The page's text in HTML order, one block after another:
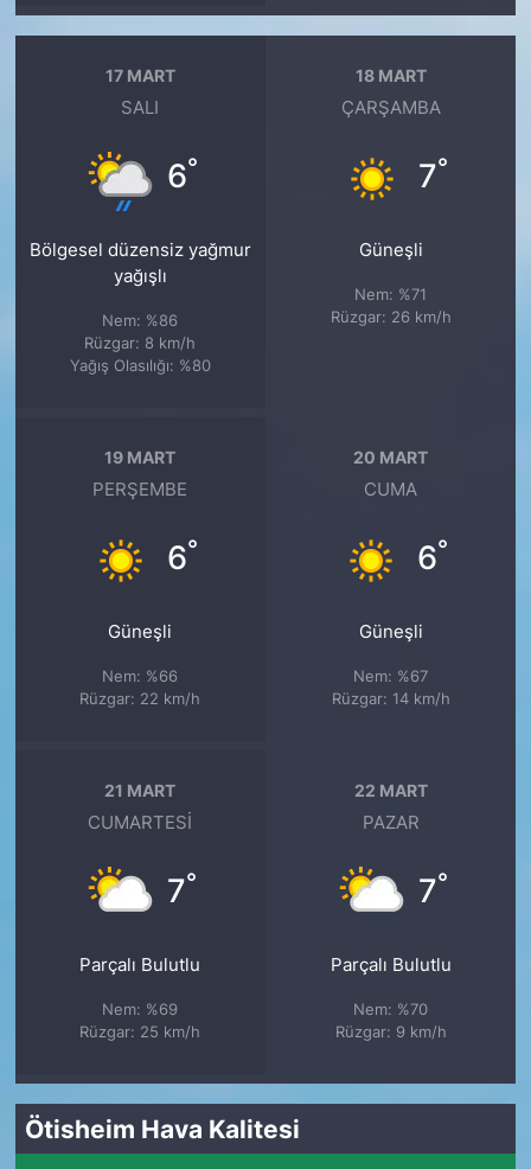
17 MART
SALI
6°
Bölgesel düzensiz yağmur
yağışlı
Nem: %86
Rüzgar: 8 km/h
Yağış Olasılığı: %80
18 MART
ÇARŞAMBA
7°
Güneşli
Nem: %71
Rüzgar: 26 km/h
19 MART
PERŞEMBE
6°
Güneşli
Nem: %66
Rüzgar: 22 km/h
20 MART
CUMA
6°
Güneşli
Nem: %67
Rüzgar: 14 km/h
21 MART
CUMARTESI
7°
Parçalı Bulutlu
Nem: %69
Rüzgar: 25 km/h
22 MART
PAZAR
7°
Parçalı Bulutlu
Nem: %70
Rüzgar: 9 km/h
Ötisheim Hava Kalitesi